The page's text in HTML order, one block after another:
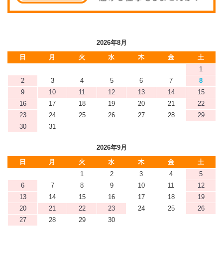
2026年8月
日
月 火 水 木 金
土
1
2
3 4 5 6 7
8
9
10 11 12 13 14
15
16
17 18 19 20 21
22
23
24 25 26 27 28
29
30
31
2026年9月
日
月 火 水 木 金
土
1
2 3 4
5
6
7 8 9 10 11
12
13
14 15 16 17 18
19
20
21 22 23 24 25
26
27
28 29 30